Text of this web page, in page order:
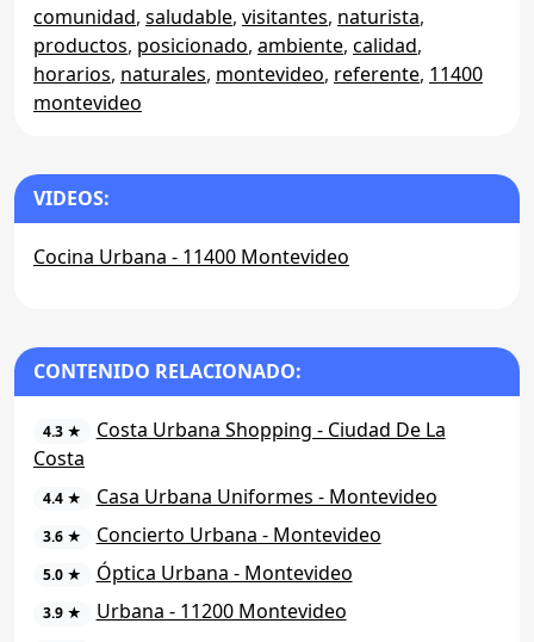
comunidad, saludable, visitantes, naturista,
productos, posicionado, ambiente, calidad,
horarios, naturales, montevideo, referente, 11400
montevideo
VIDEOS:
Cocina Urbana - 11400 Montevideo
CONTENIDO RELACIONADO:
4.3 ★
Costa Urbana Shopping - Ciudad De La
Costa
4.4 ★ Casa Urbana Uniformes - Montevideo
3.6 ★ Concierto Urbana - Montevideo
5.0 ★ Óptica Urbana - Montevideo
3.9 ★ Urbana - 11200 Montevideo